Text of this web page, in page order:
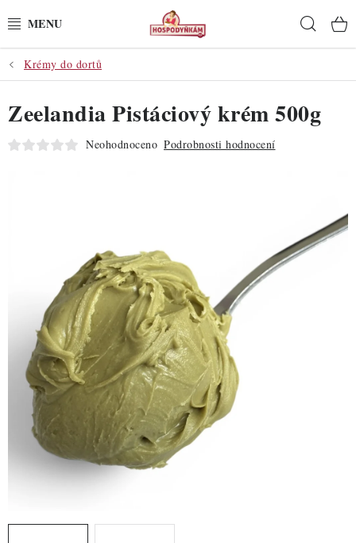
na
POTŘEBY
POMŮCKY
SUROVINY
DO KUCHYNĚ
POCHUTINY
ZDRAVÉ PEČENÍ
DÁRKOVÉ POUKAZY
TÉMATICKÉ PRODUKTY
PROFI BALENÍ
NOVÉ ZBOŽÍ
Krémy do dortů
Zeelandia Pistáciový krém 500g
Neohodnoceno Podrobnosti hodnocení